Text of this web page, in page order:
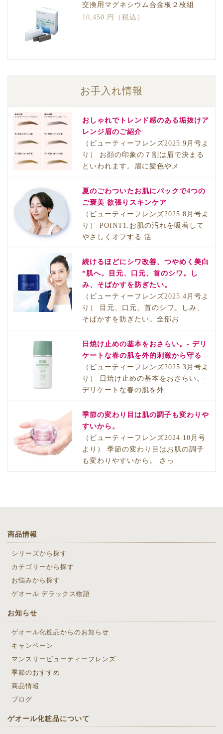
交換用マグネシウム合金板２枚組
10,450 円（税込）
お手入れ情報
おしゃれでトレンド感のある垢抜けア
レンジ眉のご紹介
（ビューティーフレンズ2025.9月号よ
り） お顔の印象の７割は眉で決まる
といわれます。眉に髪色やメ
夏のごわついたお肌にパックで4つの
ご褒美 欲張りスキンケア
（ビューティーフレンズ2025.8月号よ
り） POINT1.お肌の汚れを吸着して
やさしくオフする 活
続けるほどにシワ改善、つやめく美白
*肌へ。目元、口元、首のシワ。し
み、そばかすを防ぎたい。
（ビューティーフレンズ2025.4月号よ
り） 目元、口元、首のシワ。しみ、
そばかすを防ぎたい。全部お
日焼け止めの基本をおさらい。- デリ
ケートな春の肌を外的刺激から守る –
（ビューティーフレンズ2025.3月号よ
り） 日焼け止めの基本をおさらい。-
デリケートな春の肌を外
季節の変わり目は肌の調子も変わりや
すいから。
（ビューティーフレンズ2024.10月号
より） 季節の変わり目はお肌の調子
も変わりやすいから。 さっ
商品情報
シリーズから探す
カテゴリーから探す
お悩みから探す
ゲオール デラックス物語
お知らせ
ゲオール化粧品からのお知らせ
キャンペーン
マンスリービューティーフレンズ
季節のおすすめ
商品情報
ブログ
ゲオール化粧品について